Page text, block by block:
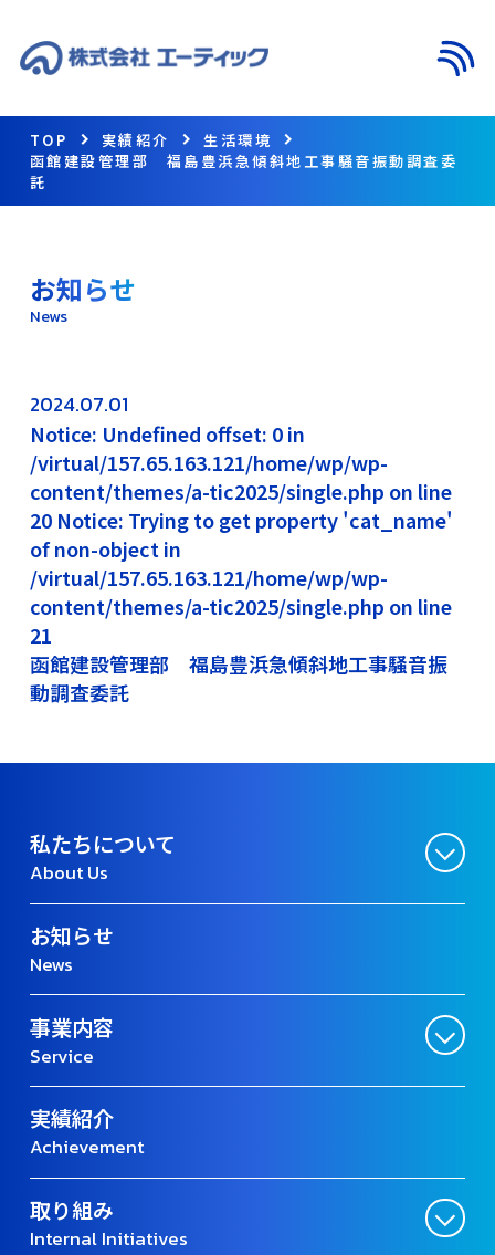
TOP 実績紹介
生活環境
函館建設管理部 福島豊浜急傾斜地工事騒音振動調査委
託
お知らせ
News
2024.07.01
Notice: Undefined offset: 0 in
/virtual/157.65.163.121/home/wp/wp-
content/themes/a-tic2025/single.php on line
20 Notice: Trying to get property 'cat_name'
of non-object in
/virtual/157.65.163.121/home/wp/wp-
content/themes/a-tic2025/single.php on line
21
函館建設管理部 福島豊浜急傾斜地工事騒音振
動調査委託
私たちについて
About Us
お知らせ
News
事業内容
Service
実績紹介
Achievement
取り組み
Internal Initiatives